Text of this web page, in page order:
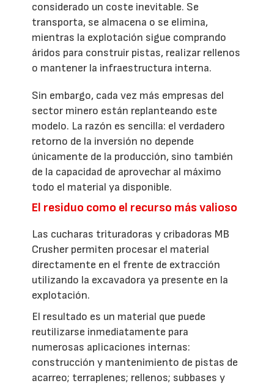
considerado un coste inevitable. Se
transporta, se almacena o se elimina,
mientras la explotación sigue comprando
áridos para construir pistas, realizar rellenos
o mantener la infraestructura interna.
Sin embargo, cada vez más empresas del
sector minero están replanteando este
modelo. La razón es sencilla: el verdadero
retorno de la inversión no depende
únicamente de la producción, sino también
de la capacidad de aprovechar al máximo
todo el material ya disponible.
El residuo como el recurso más valioso
Las cucharas trituradoras y cribadoras MB
Crusher permiten procesar el material
directamente en el frente de extracción
utilizando la excavadora ya presente en la
explotación.
El resultado es un material que puede
reutilizarse inmediatamente para
numerosas aplicaciones internas:
construcción y mantenimiento de pistas de
acarreo; terraplenes; rellenos; subbases y